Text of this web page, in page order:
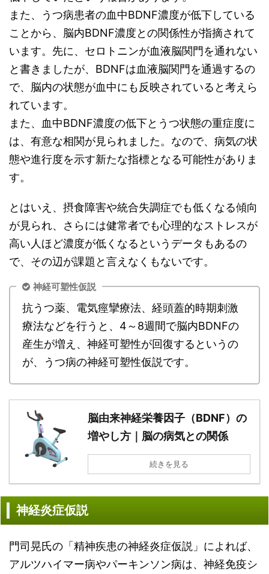
また、うつ病患者の血中BDNF濃度が低下している
ことから、脳内BDNF濃度との関係性が指摘されて
います。先に、セロトニンが血液脳関門を通れない
と書きましたが、BDNFは血液脳関門を通過するの
で、脳内の状態が血中にも反映されていると考えら
れています。
また、血中BDNF濃度の低下とうつ状態の重症度に
は、有意な相関が見られました。なので、病気の状
態や進行度を示す新たな指標となる可能性がありま
す。
とはいえ、摂食障害や統合失調症でも低くなる傾向
が見られ、さらには健常者でも心理的なストレスが
高い人ほど濃度が低くなるというデータもあるの
で、その辺が課題と言えなくもないです。
神経可塑性仮説
抗うつ薬、電気痙攣療法、経頭蓋的時期刺激
療法などを行うと、4～8週間で脳内BDNFの
産生が増え、神経可塑性が回復するというの
が、うつ病の神経可塑性仮説です。
脳由来神経栄養因子（BDNF）の
増やし方｜脳の病気との関係
続きを見る
神経炎症仮説
門司晃氏の「精神疾患の神経炎症仮説」によれば、
アルツハイマー病やパーキンソン病は、神経免疫シ